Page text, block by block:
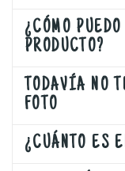
¿CÓMO
PRODUCTO?
TODAVÍA NO
FOTO
¿CUÁNTO ES